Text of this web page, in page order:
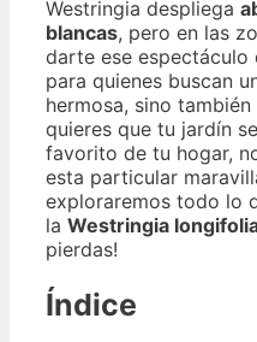
Westringia despliega
blancas, pero en las
darte ese espectáculo
para quienes buscan
hermosa, sino
quieres que tu jardín
favorito de tu hogar,
esta particular
exploraremos todo lo
la Westringia
pierdas!
Índice